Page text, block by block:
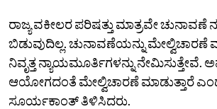
ರಾಜ್ಯ ವಕೀಲರ ಪರಿಷತ್ತು ಮಾತ್ರವೇ ಚುನಾವಣೆ
ಬಿಡುವುದಿಲ್ಲ. ಚುನಾವಣೆಯನ್ನು ಮೇಲ್ವಿಚಾರಣೆ
ನಿವೃತ್ತ ನ್ಯಾಯಮೂರ್ತಿಗಳನ್ನು ನೇಮಿಸುತ್ತೇವೆ.
ಆಯೋಗದಂತೆ ಮೇಲ್ವಿಚಾರಣೆ ಮಾಡುತ್ತಾರೆ
ಸೂರ್ಯಕಾಂತ್‌ ತಿಳಿಸಿದರು.